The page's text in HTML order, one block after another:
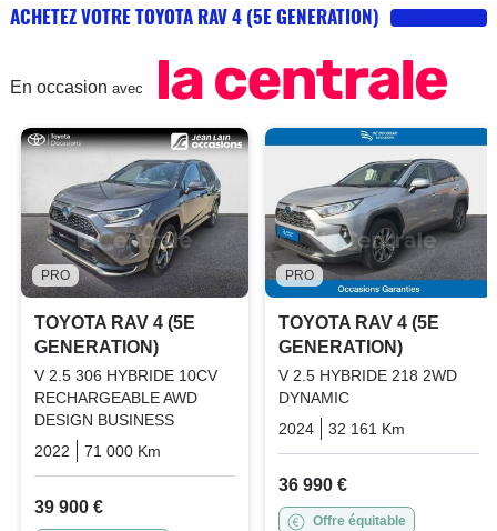
ACHETEZ VOTRE TOYOTA RAV 4 (5E GENERATION)
En occasion avec
PRO
TOYOTA RAV 4 (5E
GENERATION)
V 2.5 306 HYBRIDE 10CV
RECHARGEABLE AWD
DESIGN BUSINESS
2022
71 000 Km Hybrid_essence_electric
39 900 €
PRO
TOYOTA RAV 4 (5E
GENERATION)
V 2.5 HYBRIDE 218 2WD
DYNAMIC
2024
32 161 Km
36 990 €
Offre équitable